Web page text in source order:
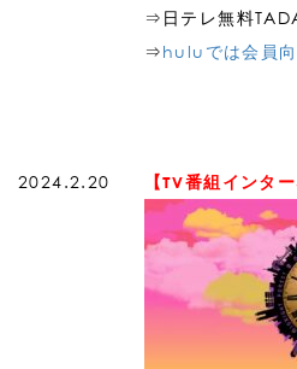
⇒日テレ無料
⇒huluでは会員
2024.2.20 【TV番組インタ